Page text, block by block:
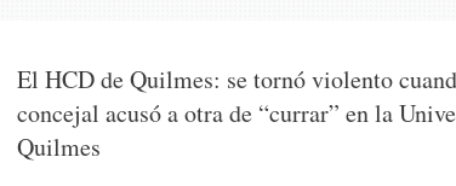
El HCD de Quilmes: se tornó violento
concejal acusó a otra de “currar” en la
Quilmes